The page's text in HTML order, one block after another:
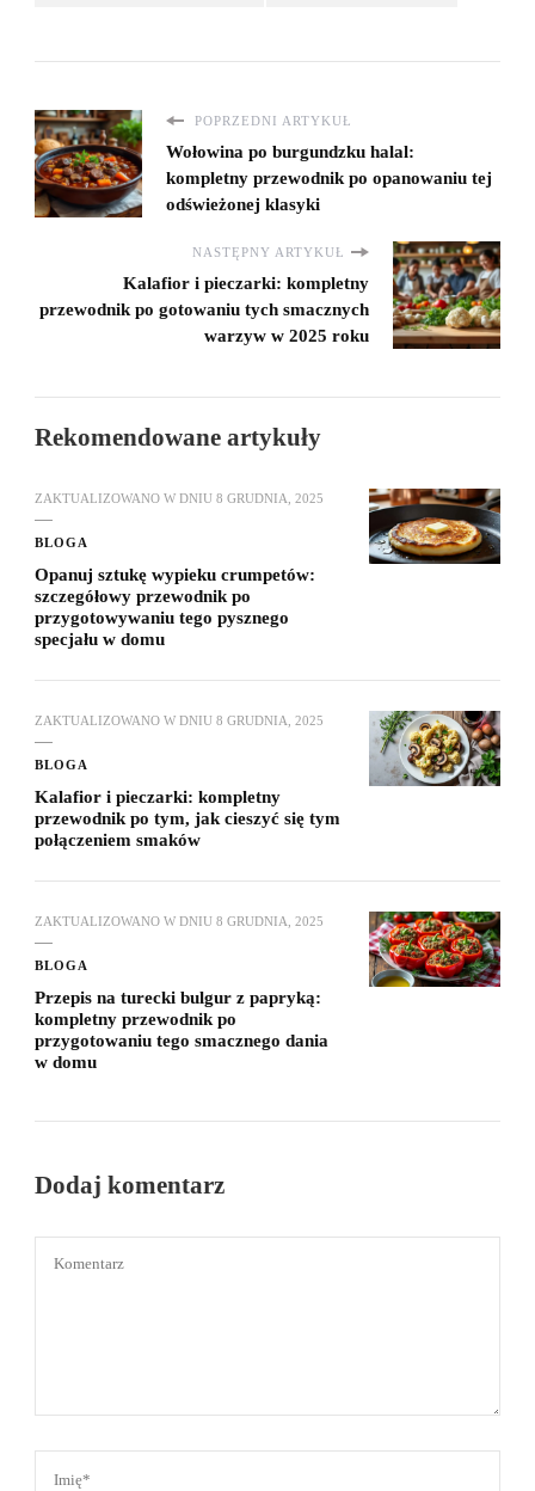
POPRZEDNI ARTYKUŁ
Wołowina po burgundzku halal:
kompletny przewodnik po opanowaniu tej
odświeżonej klasyki
NASTĘPNY ARTYKUŁ
Kalafior i pieczarki: kompletny
przewodnik po gotowaniu tych smacznych
warzyw w 2025 roku
Rekomendowane artykuły
ZAKTUALIZOWANO W DNIU 8 GRUDNIA, 2025
BLOGA
Opanuj sztukę wypieku crumpetów:
szczegółowy przewodnik po
przygotowywaniu tego pysznego
specjału w domu
ZAKTUALIZOWANO W DNIU 8 GRUDNIA, 2025
BLOGA
Kalafior i pieczarki: kompletny
przewodnik po tym, jak cieszyć się tym
połączeniem smaków
ZAKTUALIZOWANO W DNIU 8 GRUDNIA, 2025
BLOGA
Przepis na turecki bulgur z papryką:
kompletny przewodnik po
przygotowaniu tego smacznego dania
w domu
Dodaj komentarz